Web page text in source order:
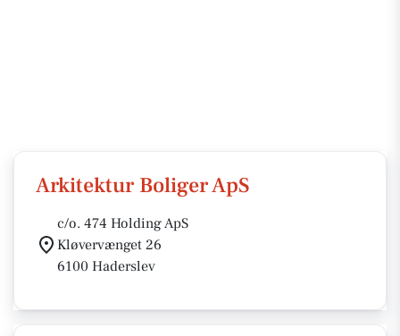
Arkitektur Boliger ApS
c/o. 474 Holding ApS
Kløvervænget 26
6100 Haderslev